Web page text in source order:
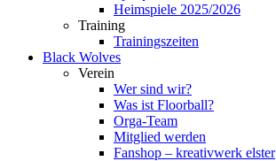
Heimspiele 2025/2026
Training
Trainingszeiten
Black Wolves
Verein
Wer sind wir?
Was ist Floorball?
Orga-Team
Mitglied werden
Fanshop – kreativwerk elster